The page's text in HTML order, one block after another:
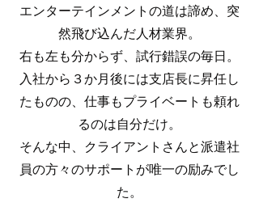
エンターテインメントの道は諦め、突
然飛び込んだ人材業界。
右も左も分からず、試行錯誤の毎日。
入社から３か月後には支店長に昇任し
たものの、仕事もプライベートも頼れ
るのは自分だけ。
そんな中、クライアントさんと派遣社
員の方々のサポートが唯一の励みでし
た。